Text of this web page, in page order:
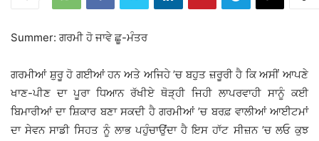
Summer: ਗਰਮੀ ਹੋ ਜਾਵੇ ਛੂ-ਮੰਤਰ
ਗਰਮੀਆਂ ਸ਼ੁਰੂ ਹੋ ਗਈਆਂ ਹਨ ਅਤੇ ਅਜਿਹੇ ’ਚ ਬਹੁਤ ਜ਼ਰੂਰੀ ਹੈ ਕਿ ਅਸੀਂ ਆਪਣੇ
ਖਾਣ-ਪੀਣ ਦਾ ਪੂਰਾ ਧਿਆਨ ਰੱਖੀਏ ਥੋੜ੍ਹੀ ਜਿਹੀ ਲਾਪਰਵਾਹੀ ਸਾਨੂੰ ਕਈ
ਬਿਮਾਰੀਆਂ ਦਾ ਸ਼ਿਕਾਰ ਬਣਾ ਸਕਦੀ ਹੈ ਗਰਮੀਆਂ ’ਚ ਬਰਫ਼ ਵਾਲੀਆਂ ਆਈਟਮਾਂ
ਦਾ ਸੇਵਨ ਸਾਡੀ ਸਿਹਤ ਨੂੰ ਲਾਭ ਪਹੁੰਚਾਉਂਦਾ ਹੈ ਇਸ ਹਾੱਟ ਸੀਜ਼ਨ ’ਚ ਲਓ ਕੁਝ